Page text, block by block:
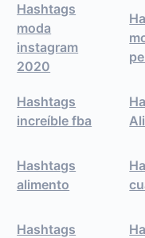
Hashtags
moda
instagram
2020
Hashtags
increíble fba
Hashtags
alimento
Hashtags